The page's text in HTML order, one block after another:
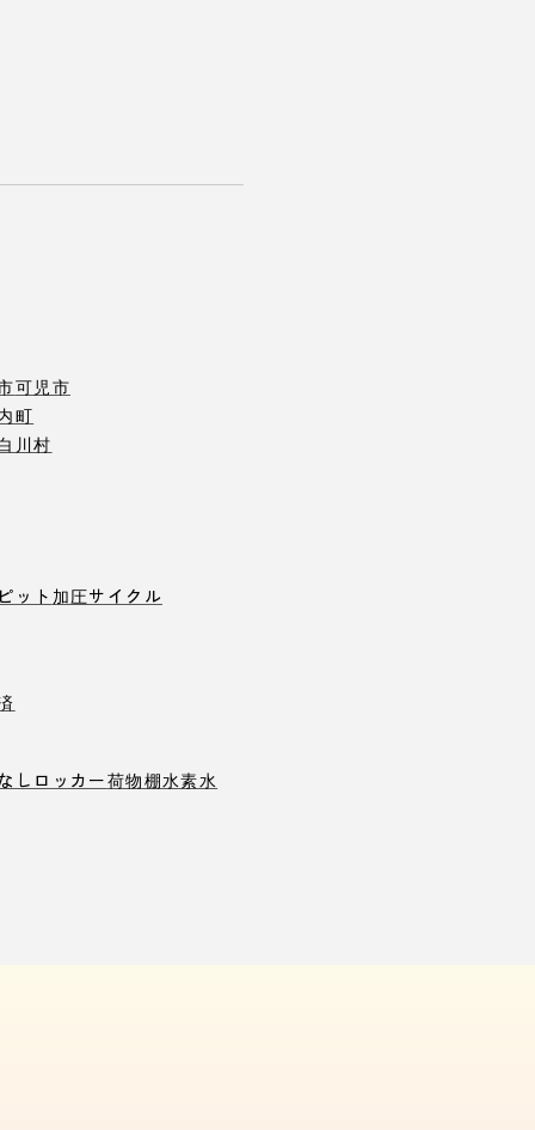
可児市
町
川村
ット 加圧サイクル
しロッカー荷物棚水素水